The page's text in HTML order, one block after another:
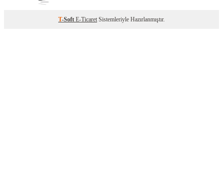
T-Soft E-Ticaret Sistemleriyle Hazırlanmıştır.